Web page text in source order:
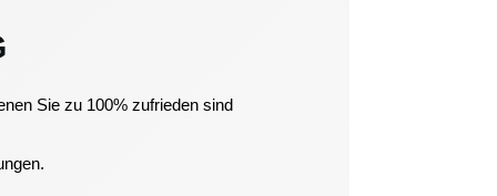
Sie zu 100% zufrieden sind